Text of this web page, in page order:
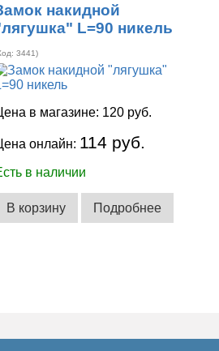
накидной
L=90 никель
3441)
в магазине: 120 руб.
онлайн: 114 руб.
в наличии
В корзину Подробнее